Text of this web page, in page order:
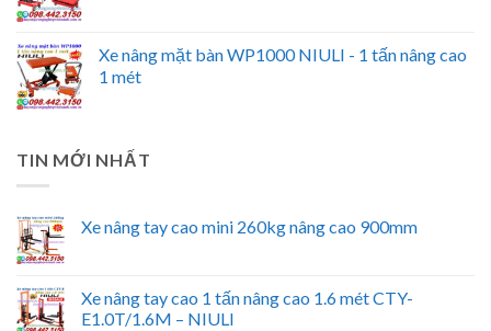
Xe nâng mặt bàn WP1000 NIULI - 1 tấn nâng cao
1 mét
TIN MỚI NHẤT
Xe nâng tay cao mini 260kg nâng cao 900mm
Xe nâng tay cao 1 tấn nâng cao 1.6 mét CTY-
E1.0T/1.6M – NIULI